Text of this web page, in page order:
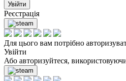
Увійти
Реєстрація
Для цього вам потрібно
Увійти
Або авторизуйтеся,